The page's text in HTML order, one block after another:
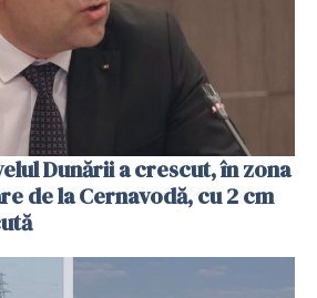
Dunării a crescut, în zona
de la Cernavodă, cu 2 cm